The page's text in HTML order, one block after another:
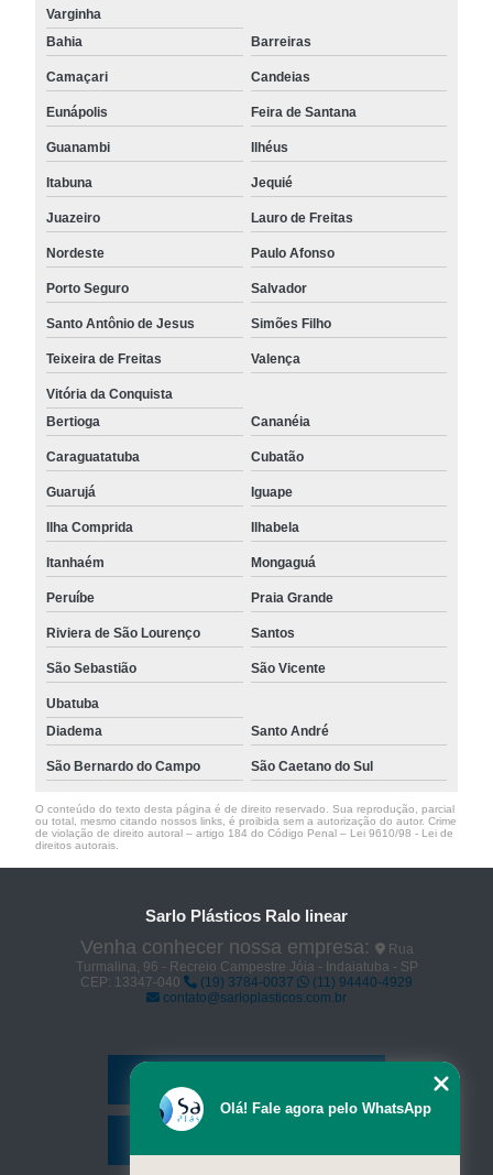
Varginha
Bahia
Barreiras
Camaçari Candeias
Eunápolis Feira de Santana
Guanambi Ilhéus
Itabuna Jequié
Juazeiro Lauro de Freitas
Nordeste Paulo Afonso
Porto Seguro Salvador
Santo Antônio de Jesus Simões Filho
Teixeira de Freitas Valença
Vitória da Conquista
Bertioga
Cananéia
Caraguatatuba Cubatão
Guarujá Iguape
Ilha Comprida Ilhabela
Itanhaém Mongaguá
Peruíbe Praia Grande
Riviera de São Lourenço Santos
São Sebastião São Vicente
Ubatuba
Diadema
Santo André
São Bernardo do Campo São Caetano do Sul
O conteúdo do texto desta página é de direito reservado. Sua reprodução, parcial
ou total, mesmo citando nossos links, é proibida sem a autorização do autor. Crime
de violação de direito autoral – artigo 184 do Código Penal – Lei 9610/98 - Lei de
direitos autorais
Sarlo Plásticos Ralo linear
Venha conhecer nossa empresa:
Rua
Turmalina, 96 - Recreio Campestre Jóia - Indaiatuba - SP
CEP: 13347-040
(19) 3784-0037
(11) 94440-4929
contato@sarloplasticos.com.br
Olá! Fale agora pelo WhatsApp